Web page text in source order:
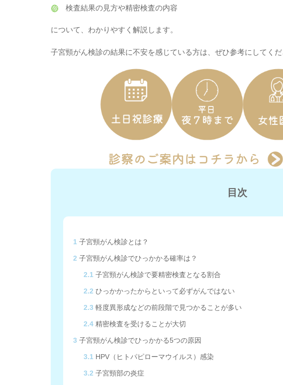
検査結果の見方や精密検査の内容
について、わかりやすく解説します。
子宮頸がん検診の結果に不安を感じている方は、ぜひ参考にしてくだ
目次
1 子宮頸がん検診とは？
2 子宮頸がん検診でひっかかる確率は？
2.1 子宮頸がん検診で要精密検査となる割合
2.2 ひっかかったからといって必ずがんではない
2.3 軽度異形成などの前段階で見つかることが多い
2.4 精密検査を受けることが大切
3 子宮頸がん検診でひっかかる5つの原因
3.1 HPV（ヒトパピローマウイルス）感染
3.2 子宮頸部の炎症